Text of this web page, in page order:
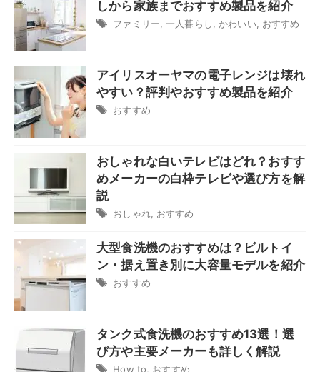
しから家族までおすすめ製品を紹介
ファミリー ,一人暮らし ,かわいい, おすすめ
アイリスオーヤマの電子レンジは壊れ
やすい？評判やおすすめ製品を紹介
おすすめ
おしゃれな白いテレビはどれ？おすす
めメーカーの白枠テレビや選び方を解
説
おしゃれ, おすすめ
大型食洗機のおすすめは？ビルトイ
ン・据え置き別に大容量モデルを紹介
おすすめ
タンク式食洗機のおすすめ13選！選
び方や主要メーカーも詳しく解説
How to おすすめ